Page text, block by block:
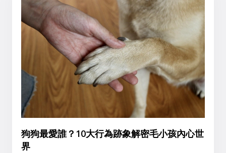
狗狗最愛誰？10大行為跡象解密毛小孩內心世
界